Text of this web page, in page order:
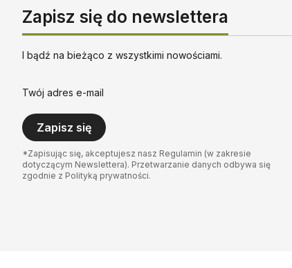
Zapisz się do newslettera
I bądź na bieżąco z wszystkimi nowościami.
Twój adres e-mail
Zapisz się
*Zapisując się, akceptujesz nasz Regulamin (w zakresie
dotyczącym Newslettera). Przetwarzanie danych odbywa się
zgodnie z Polityką prywatności.